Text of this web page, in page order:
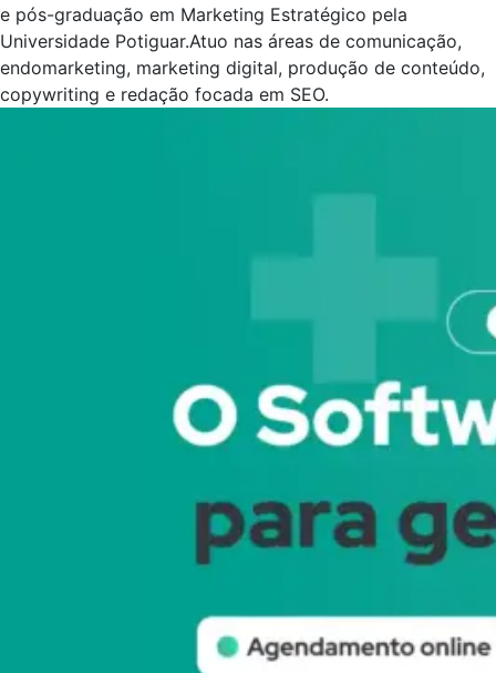
e pós-graduação em Marketing Estratégico pela
Universidade Potiguar.Atuo nas áreas de comunicação,
endomarketing, marketing digital, produção de conteúdo,
copywriting e redação focada em SEO.